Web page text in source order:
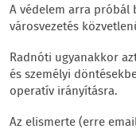
A védelem arra
városvezetés
Radnóti ugyanakkor
és személyi
operatív irányításra.
Az elismerte (erre